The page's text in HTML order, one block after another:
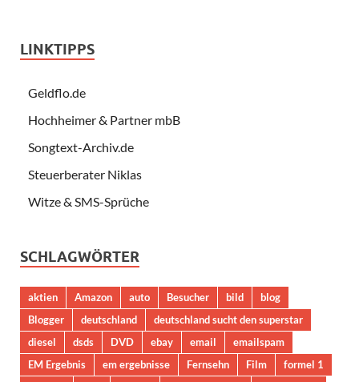
LINKTIPPS
Geldflo.de
Hochheimer & Partner mbB
Songtext-Archiv.de
Steuerberater Niklas
Witze & SMS-Sprüche
SCHLAGWÖRTER
aktien Amazon auto Besucher bild
blog
Blogger
deutschland
deutschland sucht den superstar
diesel
dsds DVD ebay email
emailspam
EM Ergebnis
em ergebnisse Fernsehn Film
formel 1